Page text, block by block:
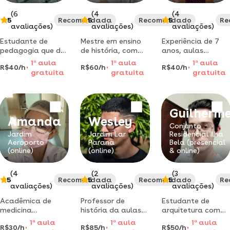
5
(6
avaliações)
Recomendada
Estudante de
pedagogia que dá
aulas de reforço
escolar, babysister
e matérias
história em nível
fundamental em
campo mourão,
paraná. atendo
crianças das séries
do fundamental
até adultos
R$40/h
1 aaula
gratuita
5
(4
avaliações)
Recomendado
Mestre em ensino
de história, com
especialização em
ensino de
geografia,
brasileira e
filosofia
R$60/h
1 a aula
gratuita
5
(4
avaliações)
Experiência de 7
anos, aulas
individuais ou em
grupo para todos
os níveis, reforço
intercâmbio. aulas
descontraidas e o
mais real possível.
R$40/h
1 aaula
gratuita
Amanda
Jardim
Aeroporto
(online)
5
(4
avaliações)
Recomendada
Acadêmica de
medicina
apaixonada por
R$30/h
1 aaula
Wesley
Jardim Lar
Parana
(online)
5
(2
avaliações)
Recomendado
Professor de
história da aulas
particulares para
R$85/h
1 a aula
Conjunto
Residencial Ilha
Bela (presencial
& online)
5
(3
avaliações)
Estudante de
arquitetura com
experiência em
R$50/h
1 aaula